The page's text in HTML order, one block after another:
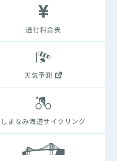
通行料金表
天気予測
しまなみ海道サイクリング